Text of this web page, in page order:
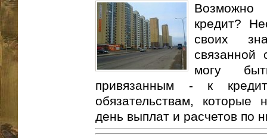
Возможно
кредит?
своих
связанной
могу
привязанным - к
обязательствам, которые
день выплат и расчетов по